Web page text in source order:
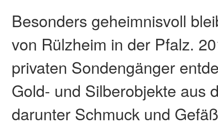
Besonders geheimnisvoll
von Rülzheim in der Pfalz.
privaten Sondengänger
Gold- und Silberobjekte aus
darunter Schmuck und